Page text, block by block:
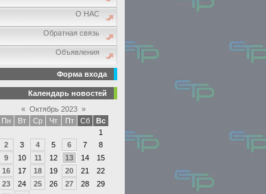
О НАС
Обратная связь
Объявления
Форма входа
Календарь новостей
« Октябрь 2023 »
Пн
Вт Ср Чт Пт Сб
Вс
1
2
3 4 5 6 7
8
9
10 11 12 13 14
15
16
17 18 19 20 21
22
23
24 25 26 27 28
29